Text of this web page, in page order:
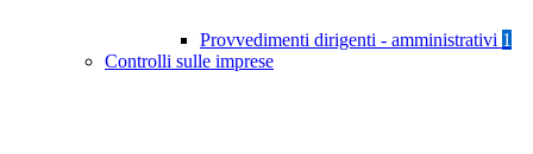
Provvedimenti dirigenti - amministrativi 1
Controlli sulle imprese